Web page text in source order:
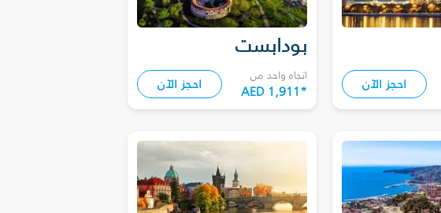
احجز الآن
بودابست
اتجاه واحد من
AED 1,911* احجز الآن